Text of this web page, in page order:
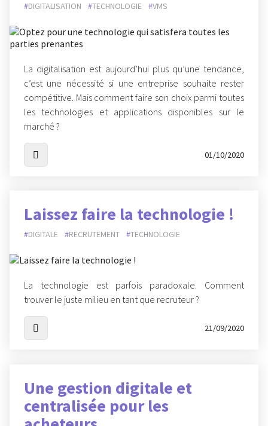
DIGITALISATION TECHNOLOGIE VMS
La digitalisation est aujourd’hui plus qu’une tendance,
c’est une nécessité si une entreprise souhaite rester
compétitive. Mais comment faire son choix parmi toutes
les technologies et applications disponibles sur le
marché ?
01/10/2020
Laissez faire la technologie !
DIGITALE RECRUTEMENT TECHNOLOGIE
La technologie est parfois paradoxale. Comment
trouver le juste milieu en tant que recruteur ?
21/09/2020
Une gestion digitale et
centralisée pour les